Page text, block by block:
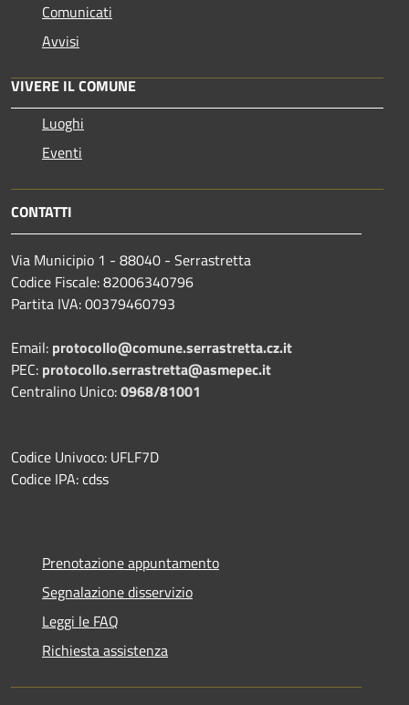
Comunicati
Avvisi
VIVERE IL COMUNE
Luoghi
Eventi
CONTATTI
Via Municipio 1 - 88040 - Serrastretta
Codice Fiscale: 82006340796
Partita IVA: 00379460793
Email: protocollo@comune.serrastretta.cz.it
PEC: protocollo.serrastretta@asmepec.it
Centralino Unico:0968/81001
Codice Univoco: UFLF7D
Codice IPA: cdss
Prenotazione appuntamento
Segnalazione disservizio
Leggi le FAQ
Richiesta assistenza